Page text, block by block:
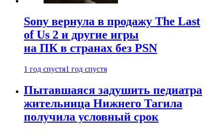
Sony вернула в продажу The Last
of Us 2 и другие игры
на ПК в странах без PSN
1 год спустя1 год спустя
Пытавшаяся задушить педиатра
жительница Нижнего Тагила
получила условный срок